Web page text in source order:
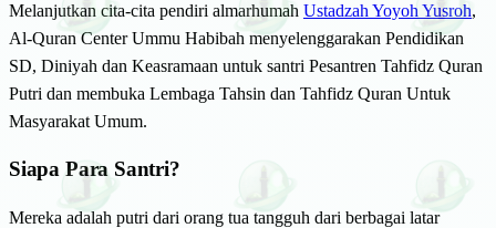
Melanjutkan cita-cita pendiri almarhumah Ustadzah Yoyoh Yusroh,
Al-Quran Center Ummu Habibah menyelenggarakan Pendidikan
SD, Diniyah dan Keasramaan untuk santri Pesantren Tahfidz Quran
Putri dan membuka Lembaga Tahsin dan Tahfidz Quran Untuk
Masyarakat Umum.
Siapa Para Santri?
Mereka adalah putri dari orang tua tangguh dari berbagai latar